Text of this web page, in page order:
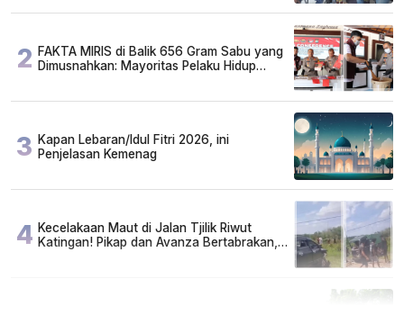
2 FAKTA MIRIS di Balik 656 Gram Sabu yang
Dimusnahkan: Mayoritas Pelaku Hidup
3 Kapan Lebaran/Idul Fitri 2026, ini
Penjelasan Kemenag
4 Kecelakaan Maut di Jalan Tjilik Riwut
Katingan! Pikap dan Avanza Bertabrakan,